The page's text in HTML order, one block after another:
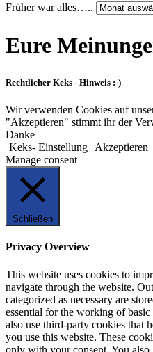
Früher war alles…..
Eure
Rechtlicher Keks - Hinweis :-)
Wir verwenden Cookies auf
"Akzeptieren" stimmt ihr der
Danke
Keks- Einstellung
Akzeptieren
Manage consent
Schließen
Privacy Overview
This website uses cookies to
navigate through the website.
categorized as necessary are
essential for the working of
also use third-party cookies that
you use this website. These
only with your consent. You